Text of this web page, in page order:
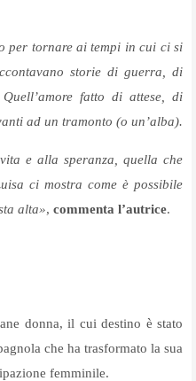
per tornare ai tempi in cui ci si
storie di guerra, di
fatto di attese, di
ad un tramonto (o un’alba).
e alla speranza, quella che
ci mostra come è possibile
alta», commenta l’autrice.
donna, il cui destino è stato
che ha trasformato la sua
femminile.